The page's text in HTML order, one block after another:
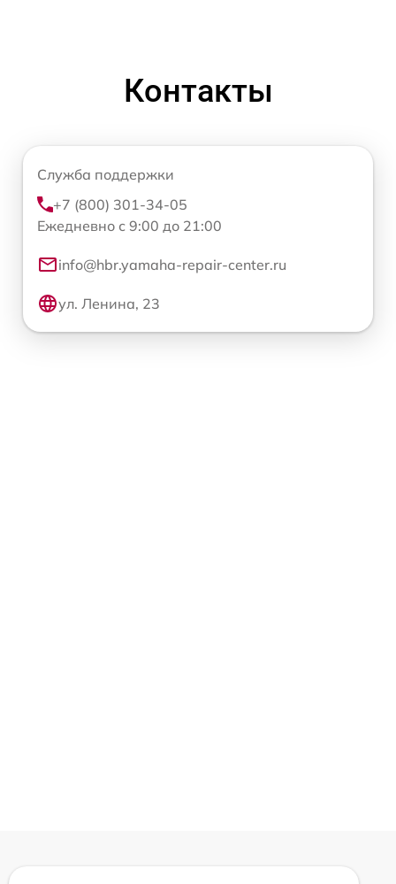
Контакты
Служба поддержки
+7 (800) 301-34-05
Ежедневно с 9:00 до 21:00
info@hbr.yamaha-repair-center.ru
ул. Ленина, 23